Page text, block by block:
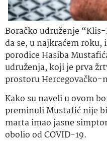
Boračko udruženje
da se, u najkraćem
porodice Hasiba
udruženja, koji je prva
prostoru
Kako su naveli u ovom
preminuli Mustafić nije
marta imao jasne
obolio od COVID-19.